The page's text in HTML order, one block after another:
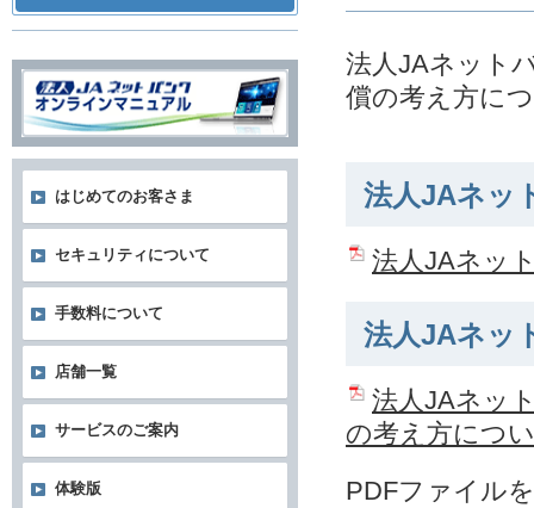
法人JAネット
償の考え方に
法人JAネッ
法人JAネッ
法人JAネッ
法人JAネッ
の考え方につ
PDFファイル
はじめてのお客さま
セキュリティについて
手数料について
店舗一覧
サービスのご案内
体験版